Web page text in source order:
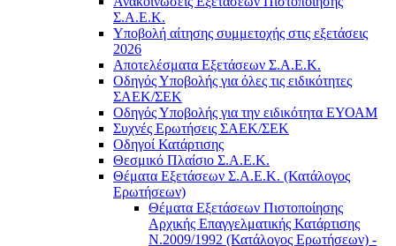
Σ.Α.Ε.Κ.
Υποβολή αίτησης συμμετοχής στις εξετάσεις
2026
Αποτελέσματα Εξετάσεων Σ.Α.Ε.Κ.
Οδηγός Υποβολής για όλες τις ειδικότητες
ΣΑΕΚ/ΣΕΚ
Οδηγός Υποβολής για την ειδικότητα ΕΥΟΑΜ
Συχνές Ερωτήσεις ΣΑΕΚ/ΣΕΚ
Οδηγοί Κατάρτισης
Θεσμικό Πλαίσιο Σ.Α.Ε.Κ.
Θέματα Εξετάσεων Σ.Α.Ε.Κ. (Κατάλογος
Ερωτήσεων)
Θέματα Εξετάσεων Πιστοποίησης
Αρχικής Επαγγελματικής Κατάρτισης
Ν.2009/1992 (Κατάλογος Ερωτήσεων) -